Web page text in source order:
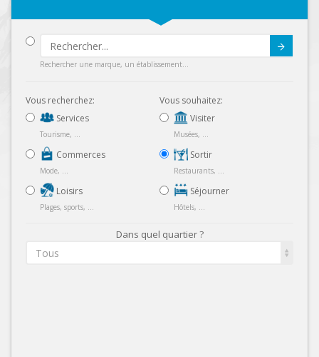
Rechercher une marque, un établissement...
Vous recherchez:
Services
Tourisme, ...
Commerces
Mode, ...
Loisirs
Plages, sports, ...
Vous souhaitez:
Visiter
Musées, ...
Sortir
Restaurants, ...
Séjourner
Hôtels, ...
Dans quel quartier ?
Tous